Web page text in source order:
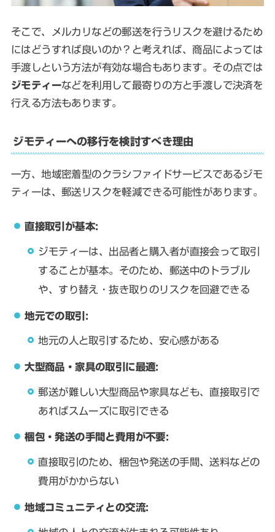
そこで、メルカリなどの郵送を行うリスクを避けるため
にはどうすれば良いのか？と考えれば、商品によっては
手渡しという方法が有効な場合もあります。その点では
ジモティーなどを利用して最寄りの方と手渡しで決済を
行える方法もあります。
ジモティーへの移行を検討すべき理由
一方、地域密着型のクラシファイドサービスであるジモ
ティーは、郵送リスクを軽減できる可能性があります。
直接取引が基本:
ジモティーは、出品者と購入者が直接会って取引
することが基本。そのため、郵送中のトラブル
や、すり替え・抜き取りのリスクを回避できる
地元での取引:
地元の人と取引するため、安心感がある
大型商品・家具の取引に最適:
郵送が難しい大型商品や家具なども、直接取引で
あればスムーズに取引できる
梱包・発送の手間と費用が不要:
直接取引のため、梱包や発送の手間、送料などの
費用がかからない
地域コミュニティとの交流: